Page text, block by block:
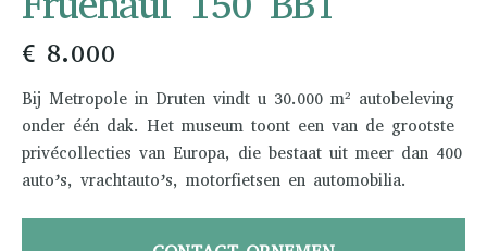
€ 8.000
Bij Metropole in Druten vindt u 30.000 m² autobeleving
onder één dak. Het museum toont een van de grootste
privécollecties van Europa, die bestaat uit meer dan 400
auto’s, vrachtauto’s, motorfietsen en automobilia.